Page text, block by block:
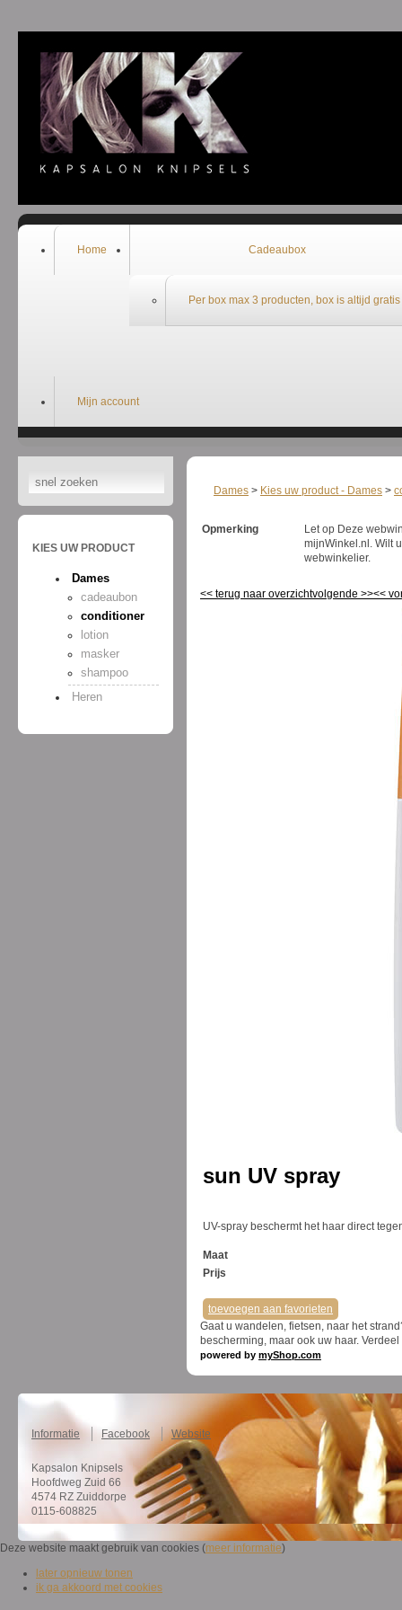
Home Cadeaubox
Per box max 3 producten, box is altijd gratis
Mijn account
KIES UW PRODUCT
Dames
cadeaubon
conditioner
lotion
masker
shampoo
Heren
Dames > Kies uw product - Dames >
Opmerking
Let op Deze
mijnWinkel.nl. Wilt
webwinkelier.
<< terug naar overzichtvolgende >><<
sun UV spray
UV-spray beschermt het haar direct
Maat
Prijs
toevoegen aan favorieten
Gaat u wandelen, fietsen, naar het
bescherming, maar ook uw haar.
powered by myShop.com
Informatie Facebook Website
Kapsalon Knipsels
Hoofdweg Zuid 66
4574 RZ Zuiddorpe
0115-608825
Deze website maakt gebruik van cookies (meer informatie)
later opnieuw tonen
ik ga akkoord met cookies